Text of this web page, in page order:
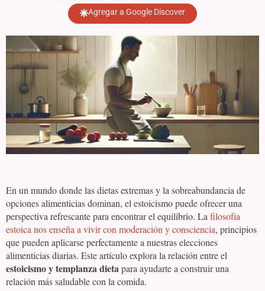
Agregar a Google Discover
En un mundo donde las dietas extremas y la sobreabundancia de
opciones alimenticias dominan, el estoicismo puede ofrecer una
perspectiva refrescante para encontrar el equilibrio. La filosofía
estoica nos enseña a vivir con moderación y consciencia, principios
que pueden aplicarse perfectamente a nuestras elecciones
alimenticias diarias. Este artículo explora la relación entre el
estoicismo y templanza dietapara ayudarte a construir una
relación más saludable con la comida.